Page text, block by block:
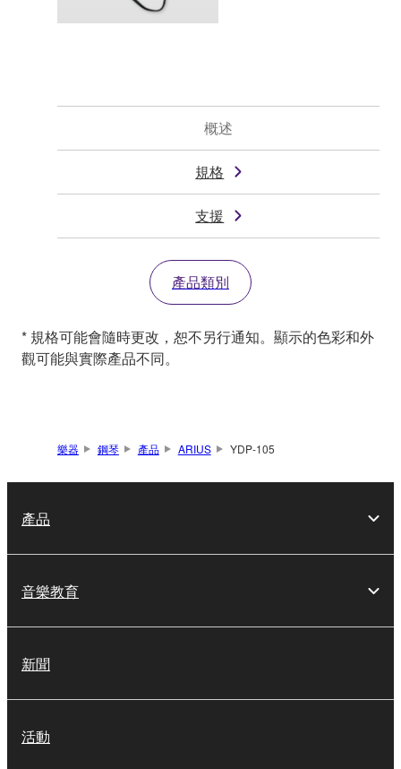
概述
規格
支援
產品類別
* 規格可能會隨時更改，恕不另行通知。顯示的色彩和外
觀可能與實際產品不同。
樂器 鋼琴 產品 ARIUS YDP-105
產品
音樂教育
新聞
活動